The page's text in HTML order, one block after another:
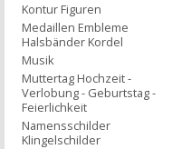
Kontur Figuren
Medaillen Embleme
Halsbänder Kordel
Musik
Muttertag Hochzeit -
Verlobung - Geburtstag -
Feierlichkeit
Namensschilder
Klingelschilder